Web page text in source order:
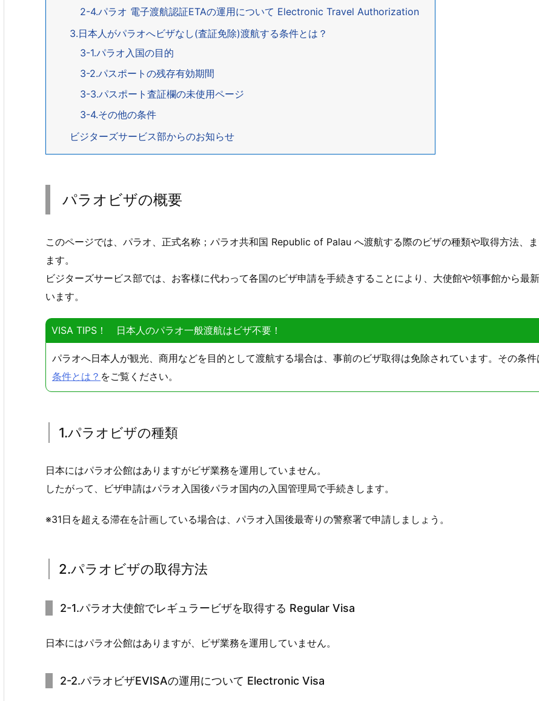
2-4.パラオ 電子渡航認証ETAの運用について Electronic Travel Authorization
3.日本人がパラオへビザなし(査証免除)渡航する条件とは？
3-1.パラオ入国の目的
3-2.パスポートの残存有効期間
3-3.パスポート査証欄の未使用ページ
3-4.その他の条件
ビジターズサービス部からのお知らせ
パラオビザの概要
このページでは、パラオ、正式名称；パラオ共和国 Republic of Palau へ渡航する際のビザの種類や取得方法、
ます。
ビジターズサービス部では、お客様に代わって各国のビザ申請を手続きすることにより、大使館や領事館から最
います。
VISA TIPS！ 日本人のパラオ一般渡航はビザ不要！
パラオへ日本人が観光、商用などを目的として渡航する場合は、事前のビザ取得は免除されています。その条件
条件とは？ をご覧ください。
1.パラオビザの種類
日本にはパラオ公館はありますがビザ業務を運用していません。
したがって、ビザ申請はパラオ入国後パラオ国内の入国管理局で手続きします。
※31日を超える滞在を計画している場合は、パラオ入国後最寄りの警察署で申請しましょう。
2.パラオビザの取得方法
2-1.パラオ大使館でレギュラービザを取得する Regular Visa
日本にはパラオ公館はありますが、ビザ業務を運用していません。
2-2.パラオビザEVISAの運用について Electronic Visa